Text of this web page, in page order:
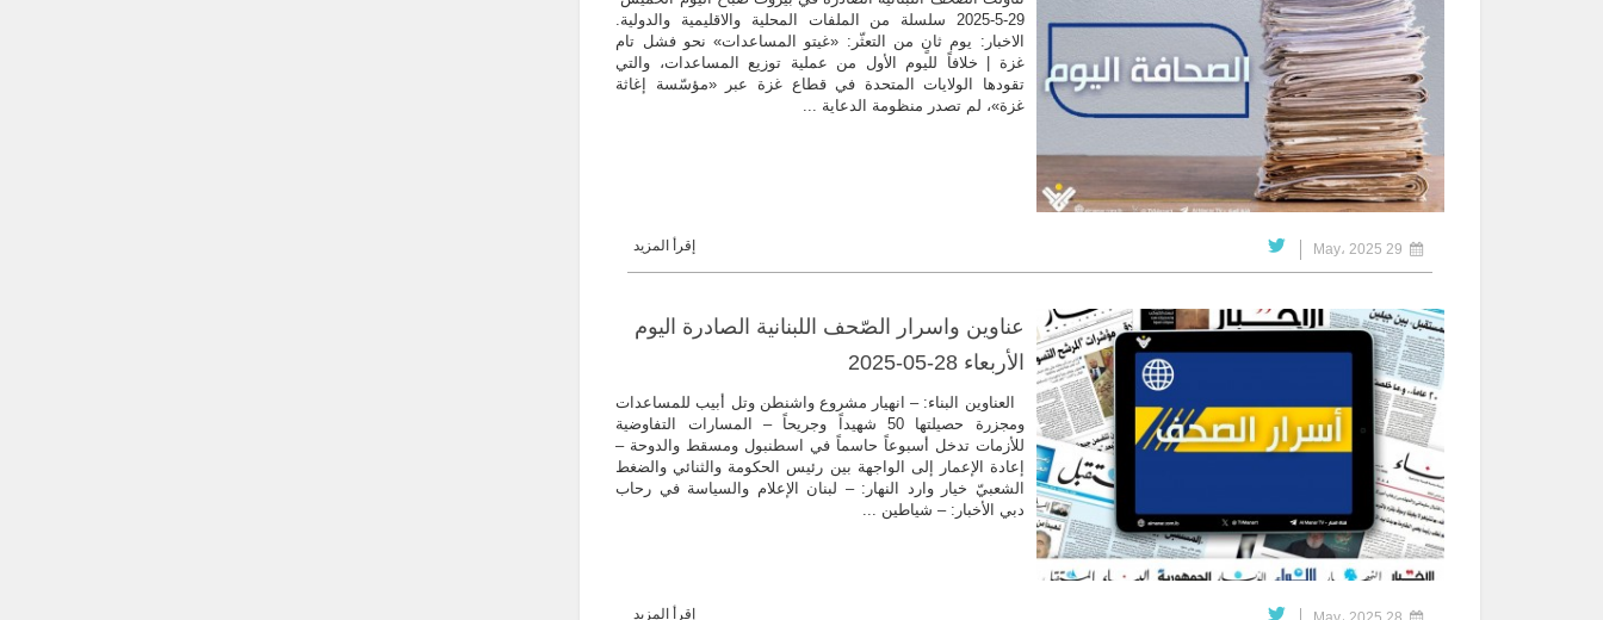
29-5-2025 سلسلة من الملفات المحلية والاقليمية والدولية.
الاخبار: يوم ثانٍ من التعثّر: «غيتو المساعدات» نحو فشل تام
غزة | خلافاً لليوم الأول من عملية توزيع المساعدات، والتي
تقودها الولايات المتحدة في قطاع غزة عبر «مؤسّسة إغاثة
غزة»، لم تصدر منظومة الدعاية ...
إقرأ المزيد
عناوين واسرار الصّحف اللبنانية الصادرة اليوم
الأربعاء 28-05-2025
العناوين البناء: – انهيار مشروع واشنطن وتل أبيب للمساعدات
ومجزرة حصيلتها 50 شهيداً وجريحاً – المسارات التفاوضية
للأزمات تدخل أسبوعاً حاسماً في اسطنبول ومسقط والدوحة –
إعادة الإعمار إلى الواجهة بين رئيس الحكومة والثنائي والضغط
الشعبيّ خيار وارد النهار: – لبنان الإعلام والسياسة في رحاب
دبي الأخبار: – شياطين ...
إقرأ المزيد